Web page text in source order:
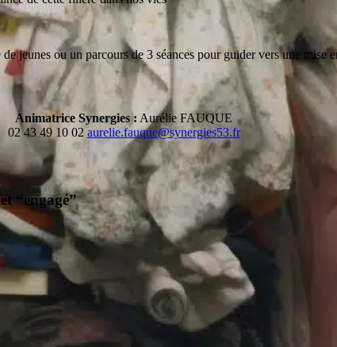
jeunes ou un parcours de 3 séances pour guider vers une mise
Animatrice Synergies : Aurélie FAUQUE
02 43 49 10 02 aurelie.fauque@synergies53.fr
“engagé”